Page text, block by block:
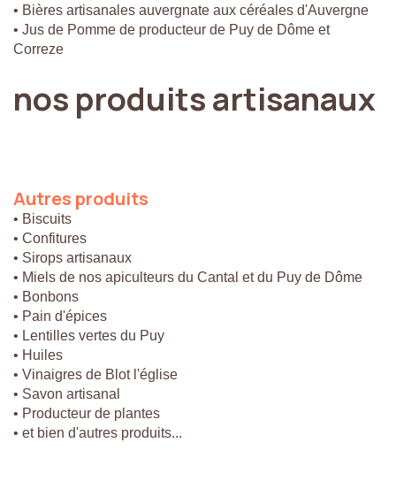
• Bières artisanales auvergnate aux céréales d'Auvergne
• Jus de Pomme de producteur de Puy de Dôme et
Correze
nos produitsartisanaux
Autres produits
• Biscuits
• Confitures
• Sirops artisanaux
• Miels de nos apiculteurs du Cantal et du Puy de Dôme
• Bonbons
• Pain d'épices
• Lentilles vertes du Puy
• Huiles
• Vinaigres de Blot l'église
• Savon artisanal
• Producteur de plantes
• et bien d'autres produits...